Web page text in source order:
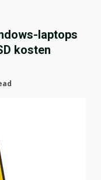
laptops
kosten